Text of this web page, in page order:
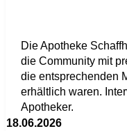
Die Apotheke
die Community mit
die entsprechenden
erhältlich waren.
Apotheker.
18.06.2026